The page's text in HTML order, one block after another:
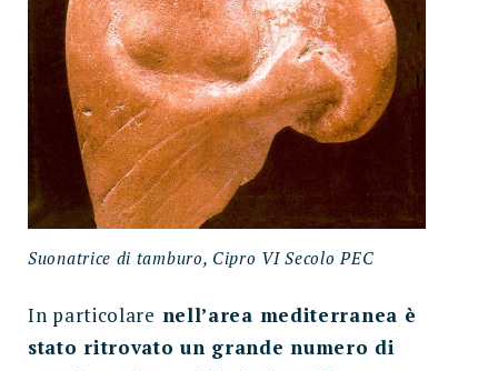
Suonatrice di tamburo, Cipro VI Secolo PEC
In particolare nell’area mediterranea è
stato ritrovato un grande numero di